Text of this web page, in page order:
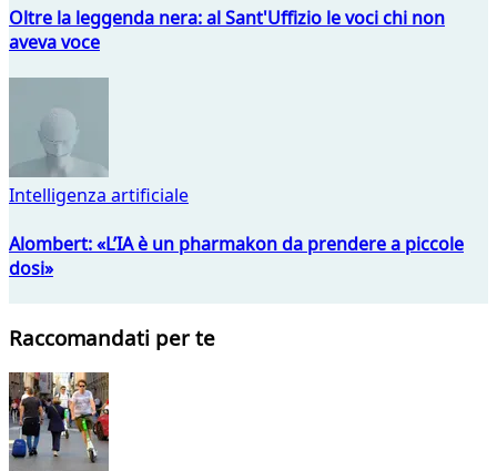
Oltre la leggenda nera: al Sant'Uffizio le voci chi non
aveva voce
Intelligenza artificiale
Alombert: «L’IA è un pharmakon da prendere a piccole
dosi»
Raccomandati per te